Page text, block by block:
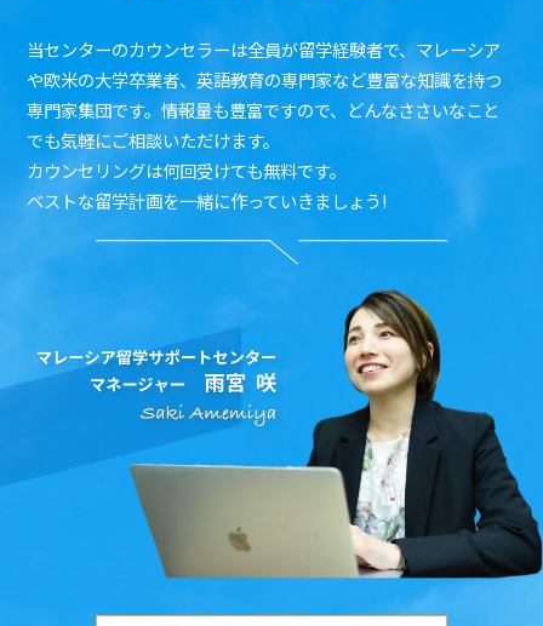
当センターのカウンセラーは全員が留学経験者で、マレーシア
や欧米の大学卒業者、英語教育の専門家など豊富な知識を持つ
専門家集団です。情報量も豊富ですので、どんなささいなこと
でも気軽にご相談いただけます。
カウンセリングは何回受けても無料です。
ベストな留学計画を一緒に作っていきましょう!